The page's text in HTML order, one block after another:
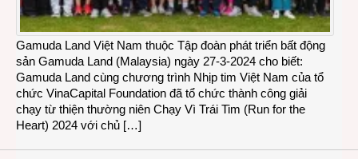
Gamuda Land Việt Nam thuộc Tập đoàn phát triển bất động
sản Gamuda Land (Malaysia) ngày 27-3-2024 cho biết:
Gamuda Land cùng chương trình Nhịp tim Việt Nam của tổ
chức VinaCapital Foundation đã tổ chức thành công giải
chạy từ thiện thường niên Chạy Vì Trái Tim (Run for the
Heart) 2024 với chủ […]